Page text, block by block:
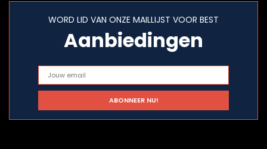
WORD LID VAN ONZE MAILLIJST VOOR BEST
Aanbiedingen